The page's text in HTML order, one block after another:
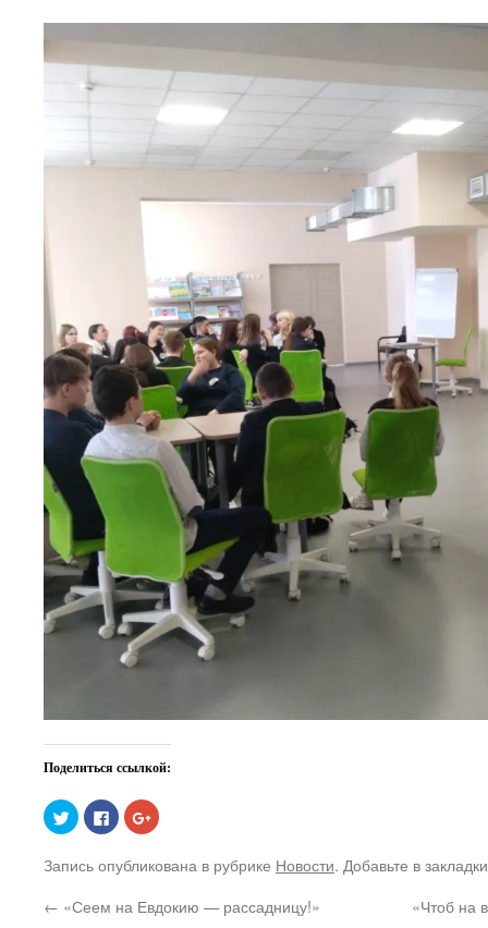
Поделиться ссылкой:
Нажмите,
чтобы
поделиться
Twitter
(Открывается
новом
окне)
Нажмите
здесь,
чтобы
контентом
на
(Открывается
в
Нажмите,
чтобы
Google+
(Открывается
новом
окне)
Запись опубликована в рубрике Новости. Добавьте в
← «Сеем на Евдокию — рассадницу!» «Чтоб на